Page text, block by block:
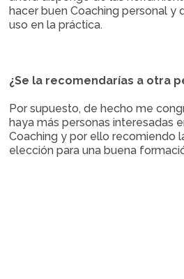
hacer buen Coaching personal y
uso en la práctica.
¿Se la recomendarías a otra
Por supuesto, de hecho me
haya más personas interesadas
Coaching y por ello recomiendo
elección para una buena